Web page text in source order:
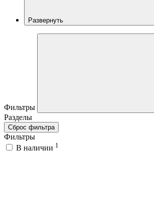
Развернуть
Фильтры
Разделы
Сброс фильтра
Фильтры
В наличии 1